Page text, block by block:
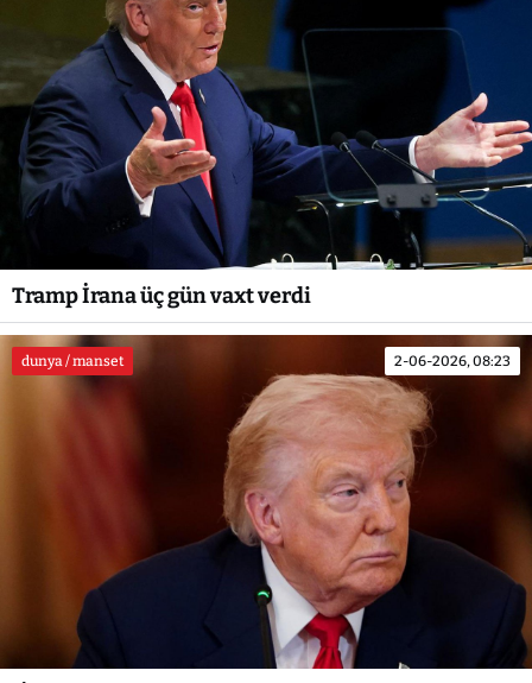
Tramp İrana üç gün vaxt verdi
dunya / manset 2-06-2026, 08:23